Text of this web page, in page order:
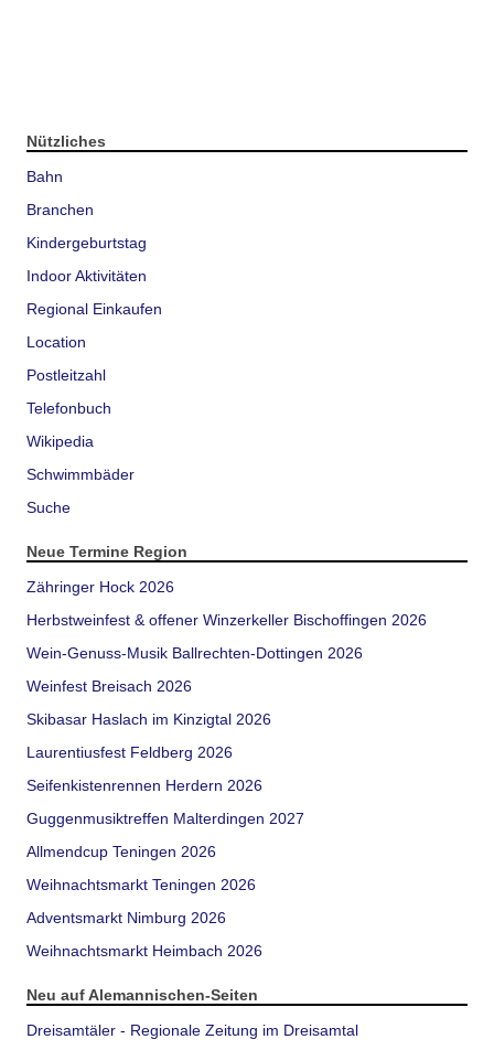
Nützliches
Bahn
Branchen
Kindergeburtstag
Indoor Aktivitäten
Regional Einkaufen
Location
Postleitzahl
Telefonbuch
Wikipedia
Schwimmbäder
Suche
Neue Termine Region
Zähringer Hock 2026
Herbstweinfest & offener Winzerkeller Bischoffingen 2026
Wein-Genuss-Musik Ballrechten-Dottingen 2026
Weinfest Breisach 2026
Skibasar Haslach im Kinzigtal 2026
Laurentiusfest Feldberg 2026
Seifenkistenrennen Herdern 2026
Guggenmusiktreffen Malterdingen 2027
Allmendcup Teningen 2026
Weihnachtsmarkt Teningen 2026
Adventsmarkt Nimburg 2026
Weihnachtsmarkt Heimbach 2026
Neu auf Alemannischen-Seiten
Dreisamtäler - Regionale Zeitung im Dreisamtal